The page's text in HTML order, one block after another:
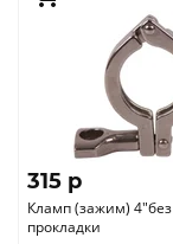
315 p
Кламп (зажим) 4"без
прокладки